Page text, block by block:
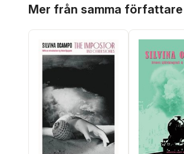
Mer från samma författare